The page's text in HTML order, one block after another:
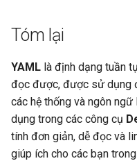
Tóm lại
YAML là định dạng tuần
đọc được, được sử dụng
các hệ thống và ngôn
dụng trong các công cụ
tính đơn giản, dễ đọc và
giúp ích cho các bạn